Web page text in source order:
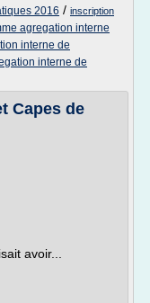
2016 / inscription
agregation interne
interne de
interne de
Capes de
avoir...